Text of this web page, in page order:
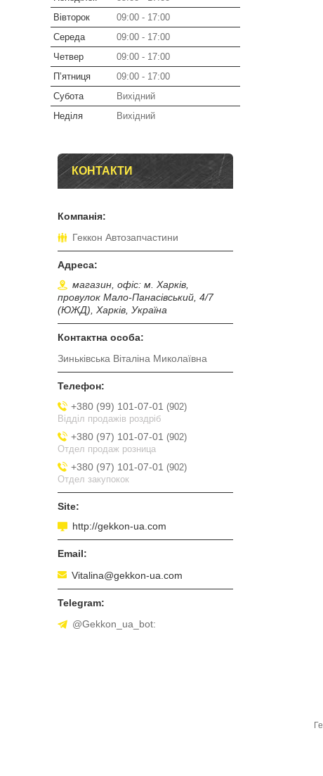
Вівторок
09:00
17:00
Середа
09:00
17:00
Четвер
09:00
17:00
Пʼятниця
09:00
17:00
Субота
Вихідний
Неділя
Вихідний
КОНТАКТИ
Геккон Автозапчастини
магазин, офіс: м. Харків,
провулок Мало-Панасівський, 4/7
(ЮЖД), Харків, Україна
Зиньківська Віталіна Миколаївна
+380 (99) 101-07-01
902
Відділ продажів роздріб
+380 (97) 101-07-01
902
Отдел продаж розница
+380 (97) 101-07-01
902
Отдел закупокок
http://gekkon-ua.com
Vitalina@gekkon-ua.com
@Gekkon_ua_bot: